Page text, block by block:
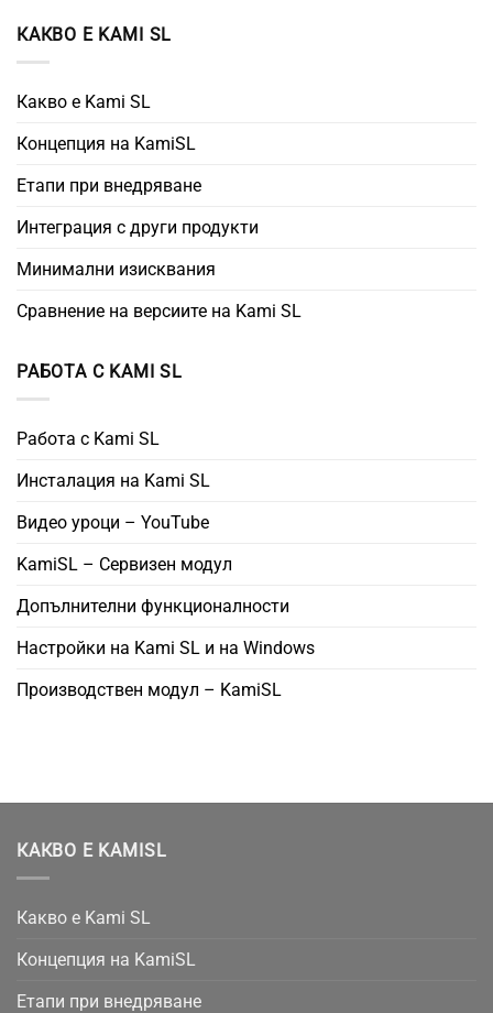
КАКВО Е KAMI SL
Какво е Kami SL
Концепция на KamiSL
Етапи при внедряване
Интеграция с други продукти
Минимални изисквания
Сравнение на версиите на Kami SL
РАБОТА С KAMI SL
Работа с Kami SL
Инсталация на Kami SL
Видео уроци – YouTube
KamiSL – Сервизен модул
Допълнителни функционалности
Настройки на Kami SL и на Windows
Производствен модул – KamiSL
КАКВО Е KAMISL
Какво е Kami SL
Концепция на KamiSL
Етапи при внедряване